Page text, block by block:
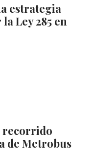
estrategia
Ley 285 en
recorrido
de Metrobus